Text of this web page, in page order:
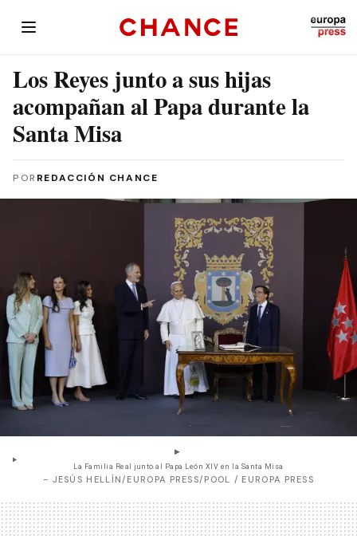
Los Reyes junto a sus hijas
acompañan al Papa durante la
Santa Misa
POR REDACCIÓN CHANCE
La Familia Real junto al Papa León XIV en la Santa Misa
- JESÚS HELLÍN/EUROPA PRESS/POOL / EUROPA PRESS